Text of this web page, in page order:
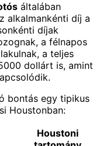
általában
alkalmankénti díj a
díjak
a félnapos
a teljes
dollárt is, amint
bontás egy tipikus
Houstonban:
Houstoni